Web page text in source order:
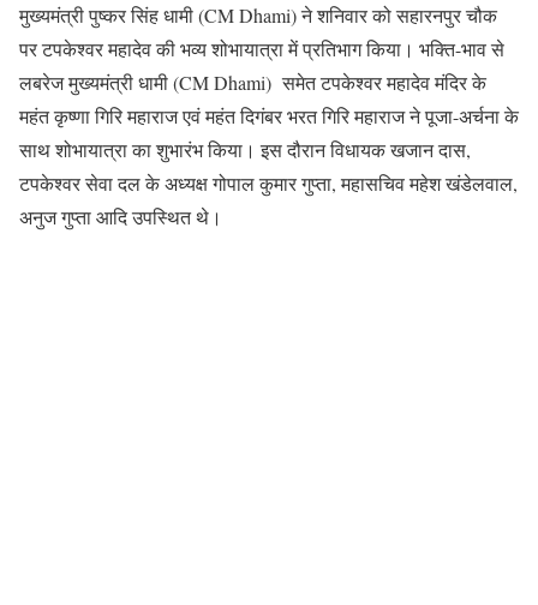
मुख्यमंत्री पुष्कर सिंह धामी (CM Dhami) ने शनिवार को सहारनपुर चौक
पर टपकेश्वर महादेव की भव्य शोभायात्रा में प्रतिभाग किया। भक्ति-भाव से
लबरेज मुख्यमंत्री धामी (CM Dhami) समेत टपकेश्वर महादेव मंदिर के
महंत कृष्णा गिरि महाराज एवं महंत दिगंबर भरत गिरि महाराज ने पूजा-अर्चना के
साथ शोभायात्रा का शुभारंभ किया। इस दौरान विधायक खजान दास,
टपकेश्वर सेवा दल के अध्यक्ष गोपाल कुमार गुप्ता, महासचिव महेश खंडेलवाल,
अनुज गुप्ता आदि उपस्थित थे।